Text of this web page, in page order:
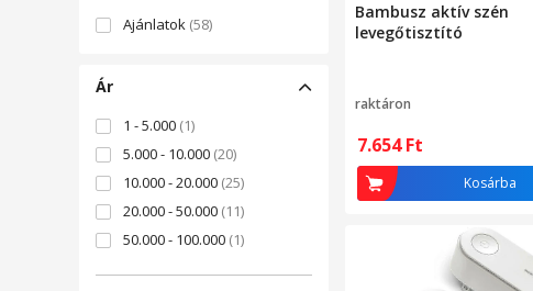
Ajánlatok (58)
Ár
1 - 5.000 (1)
5.000 - 10.000 (20)
10.000 - 20.000 (25)
20.000 - 50.000 (11)
50.000 - 100.000 (1)
Bambusz aktív szén
levegőtisztító
raktáron
7.654Ft
Kosárba